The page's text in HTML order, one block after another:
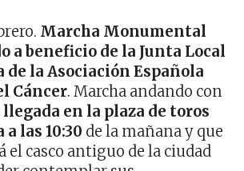
Marcha Monumental
a beneficio de la Junta Local
de la Asociación Española
Cáncer. Marcha andando con
en la plaza de toros
a las 10:30 de la mañana y que
el casco antiguo de la ciudad